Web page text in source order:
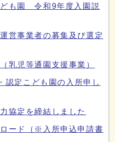
も園 令和9年度入園説
営事業者の募集及び選定
乳児等通園支援事業）
認定こども園の入所申し
協定を締結しました
ード（※入所申込申請書